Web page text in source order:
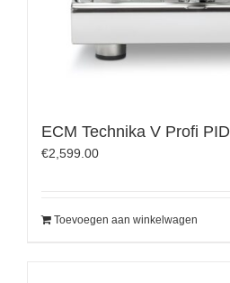
ECM Technika V Profi PID
€2,599.00
Toevoegen aan winkelwagen